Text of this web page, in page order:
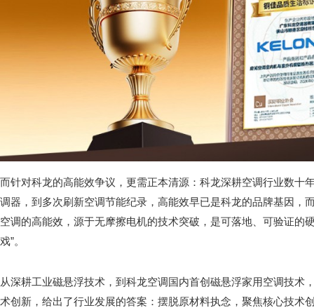
而针对科龙的高能效争议，更需正本清源：科龙深耕空调行业数十
调器，到多次刷新空调节能纪录，高能效早已是科龙的品牌基因，
空调的高能效，源于无摩擦电机的技术突破，是可落地、可验证的
戏”。
从深耕工业磁悬浮技术，到科龙空调国内首创磁悬浮家用空调技术
术创新，给出了行业发展的答案：摆脱原材料执念，聚焦核心技术